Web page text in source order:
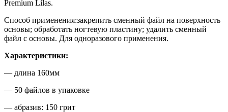
Premium Lilas.
Способ применения:закрепить сменный файл на поверхность
основы; обработать ногтевую пластину; удалить сменный
файл с основы. Для одноразового применения.
Характеристики:
— длина 160мм
— 50 файлов в упаковке
— абразив: 150 грит